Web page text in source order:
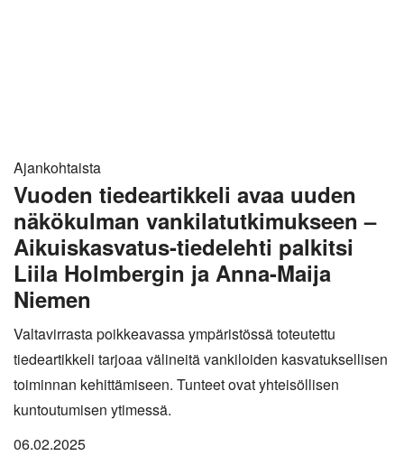
Ajankohtaista
Vuoden tiedeartikkeli avaa uuden
näkökulman vankilatutkimukseen –
Aikuiskasvatus-tiedelehti palkitsi
Liila Holmbergin ja Anna-Maija
Niemen
Valtavirrasta poikkeavassa ympäristössä toteutettu
tiedeartikkeli tarjoaa välineitä vankiloiden kasvatuksellisen
toiminnan kehittämiseen. Tunteet ovat yhteisöllisen
kuntoutumisen ytimessä.
06.02.2025